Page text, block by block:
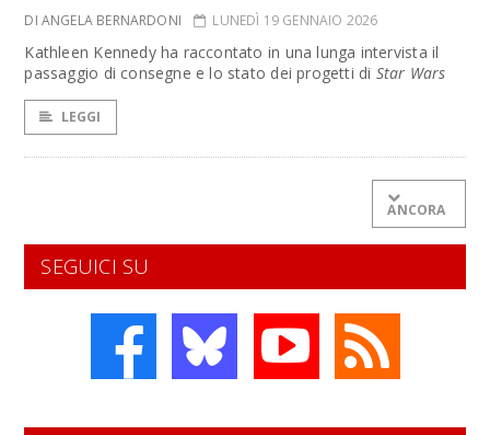
DI ANGELA BERNARDONI LUNEDÌ 19 GENNAIO 2026
Kathleen Kennedy ha raccontato in una lunga intervista il
passaggio di consegne e lo stato dei progetti di Star Wars
LEGGI
ANCORA
SEGUICI SU